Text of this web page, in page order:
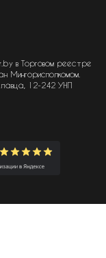
данных
в Торговом реестре
Мингорисполкомом.
12-242 УНП